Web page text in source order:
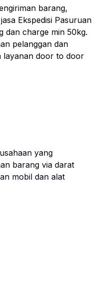
barang,
Ekspedisi Pasuruan
dan charge min 50kg.
pelanggan dan
layanan door to door
yang
barang via darat
mobil dan alat